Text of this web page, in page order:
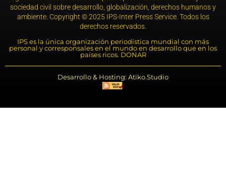
sociedad civil sobre desarrollo, globalización, derechos humanos y
ambiente. Copyright © 2025 IPS-Inter Press Service. Todos los
derechos reservados.
IPS es la única organización periodística mundial con más
personal y corresponsales en el mundo en desarrollo que en los
países ricos. DONAR
Desarrollo & Hosting: Atiko.Studio